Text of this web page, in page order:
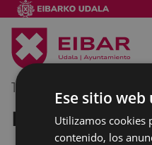
17/10/2023
Reunión
Ese sitio
Utilizamos cookies
contenido, los